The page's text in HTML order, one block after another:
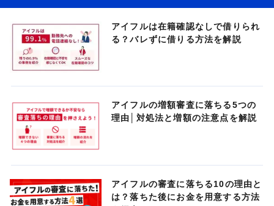
アイフルは在籍確認なしで借りられ
る？バレずに借りる方法を解説
アイフルの増額審査に落ちる5つの
理由│対処法と増額の注意点を解説
アイフルの審査に落ちる10の理由と
は？落ちた後にお金を用意する方法